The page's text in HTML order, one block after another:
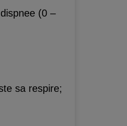
(0 –
sa respire;